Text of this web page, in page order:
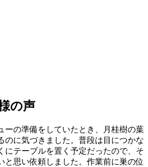
の声
ーの準備をしていたとき、月桂樹の葉
のに気づきました。普段は目につかな
にテーブルを置く予定だったので、そ
と思い依頼しました。作業前に巣の位